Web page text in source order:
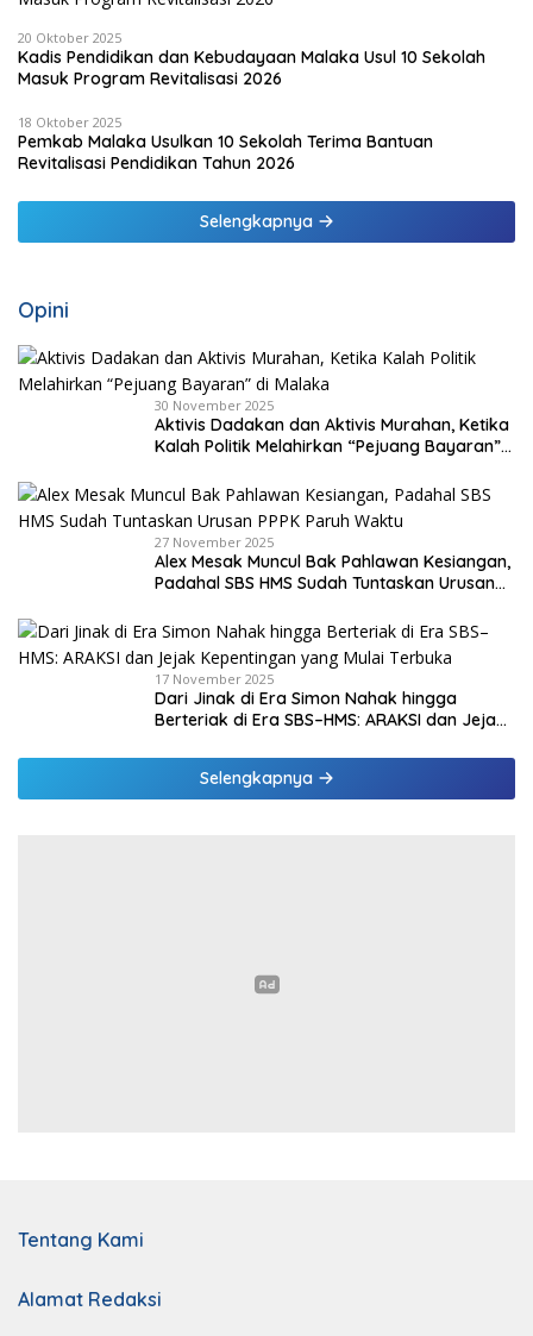
20 Oktober 2025
Kadis Pendidikan dan Kebudayaan Malaka Usul 10 Sekolah
Masuk Program Revitalisasi 2026
18 Oktober 2025
Pemkab Malaka Usulkan 10 Sekolah Terima Bantuan
Revitalisasi Pendidikan Tahun 2026
Selengkapnya
Opini
30 November 2025
Aktivis Dadakan dan Aktivis Murahan, Ketika
Kalah Politik Melahirkan “Pejuang Bayaran”
27 November 2025
Alex Mesak Muncul Bak Pahlawan Kesiangan,
Padahal SBS HMS Sudah Tuntaskan Urusan
17 November 2025
Dari Jinak di Era Simon Nahak hingga
Berteriak di Era SBS–HMS: ARAKSI dan Jejak
Selengkapnya
Tentang Kami
Alamat Redaksi